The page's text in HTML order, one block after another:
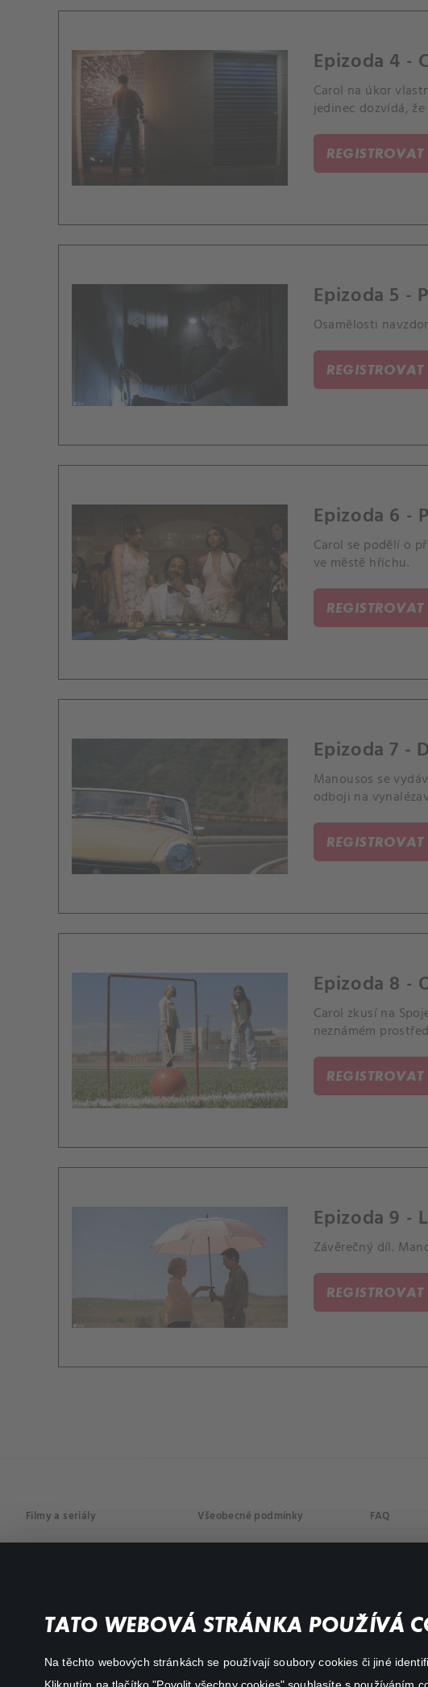
TATO WEBOVÁ STRÁNKA POUŽÍVÁ
Na těchto webových stránkách se používají soubory cookies či jiné
Kliknutím na tlačítko "Povolit všechny cookies" souhlasíte s používáním
Epizoda 4 -
Carol na úkor
jedinec dozvídá,
REGISTROVAT
Epizoda 5 -
Osamělosti
REGISTROVAT
Epizoda 6 -
Carol se podělí o
ve městě hříchu.
REGISTROVAT
Epizoda 7 -
Manousos se
odboji na
REGISTROVAT
Epizoda 8 -
Carol zkusí na
neznámém
REGISTROVAT
Epizoda 9 -
Závěrečný díl.
REGISTROVAT
Filmy a seriály
Akční
Všeobecné podmínky FAQ